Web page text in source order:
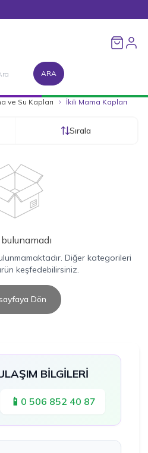
ARA
ve Su Kapları İkili Mama Kapları
Sırala
Diğer kategorileri
keşfedebilirsiniz.
Dön
BİLGİLERİ
📱 0 506 852 40 87